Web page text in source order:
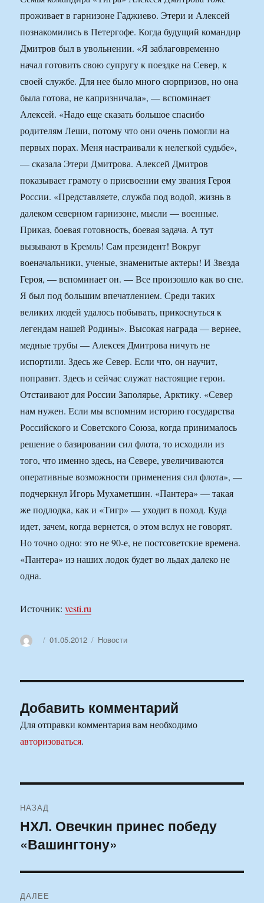
проживает в гарнизоне Гаджиево. Этери и Алексей
познакомились в Петергофе. Когда будущий командир
Дмитров был в увольнении. «Я заблаговременно
начал готовить свою супругу к поездке на Север, к
своей службе. Для нее было много сюрпризов, но она
была готова, не капризничала», — вспоминает
Алексей. «Надо еще сказать большое спасибо
родителям Леши, потому что они очень помогли на
первых порах. Меня настраивали к нелегкой судьбе»,
— сказала Этери Дмитрова. Алексей Дмитров
показывает грамоту о присвоении ему звания Героя
России. «Представляете, служба под водой, жизнь в
далеком северном гарнизоне, мысли — военные.
Приказ, боевая готовность, боевая задача. А тут
вызывают в Кремль! Сам президент! Вокруг
военачальники, ученые, знаменитые актеры! И Звезда
Героя, — вспоминает он. — Все произошло как во сне.
Я был под большим впечатлением. Среди таких
великих людей удалось побывать, прикоснуться к
легендам нашей Родины». Высокая награда — вернее,
медные трубы — Алексея Дмитрова ничуть не
испортили. Здесь же Север. Если что, он научит,
поправит. Здесь и сейчас служат настоящие герои.
Отстаивают для России Заполярье, Арктику. «Север
нам нужен. Если мы вспомним историю государства
Российского и Советского Союза, когда принималось
решение о базировании сил флота, то исходили из
того, что именно здесь, на Севере, увеличиваются
оперативные возможности применения сил флота», —
подчеркнул Игорь Мухаметшин. «Пантера» — такая
же подлодка, как и «Тигр» — уходит в поход. Куда
идет, зачем, когда вернется, о этом вслух не говорят.
Но точно одно: это не 90-е, не постсоветские времена.
«Пантера» из наших лодок будет во льдах далеко не
одна.
Источник:vesti.ru
АвторОпубликовано
01.05.2012 Рубрики
Новости
Добавить комментарий
Для отправки комментария вам необходимо
авторизоваться.
по
записям
НАЗАД
Предыдущая
запись:
НХЛ. Овечкин принес победу
«Вашингтону»
ДАЛЕЕ